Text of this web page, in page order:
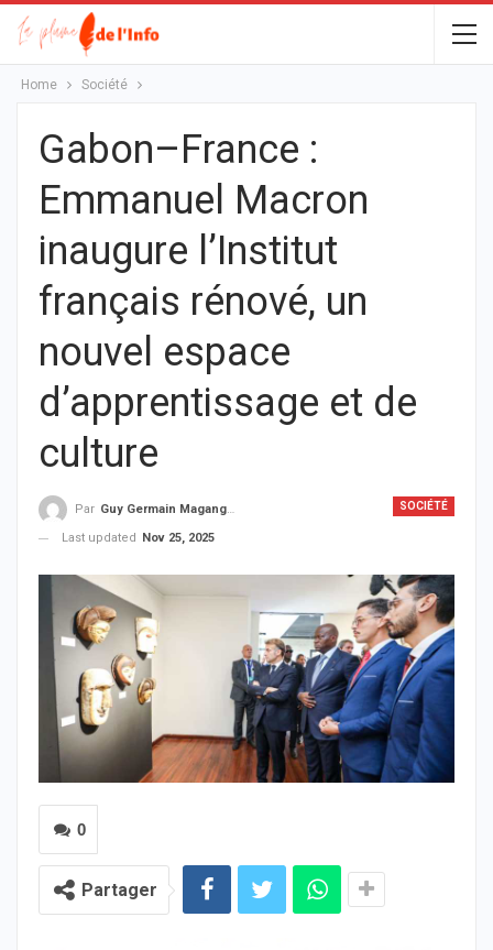
Home Société
Gabon–France :
Emmanuel Macron
inaugure l’Institut
français rénové, un
nouvel espace
d’apprentissage et de
culture
SOCIÉTÉ
Par Guy Germain Maganga Nziengui
Last updated
Nov 25, 2025
0
Partager